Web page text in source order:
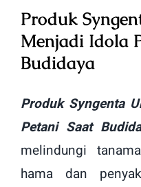
Produk
Menjadi Idola
Budidaya
Produk Syngenta
Petani Saat
melindungi
hama dan